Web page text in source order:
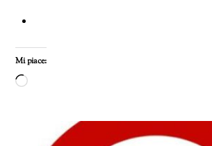
Mi piace:
Caricamento